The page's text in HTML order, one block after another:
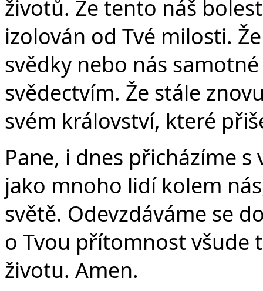
životů. Že tento náš
izolován od Tvé milosti.
svědky nebo nás
svědectvím. Že stále
svém království, které
Pane, i dnes přicházíme
jako mnoho lidí kolem
světě. Odevzdáváme se
o Tvou přítomnost všude
životu. Amen.